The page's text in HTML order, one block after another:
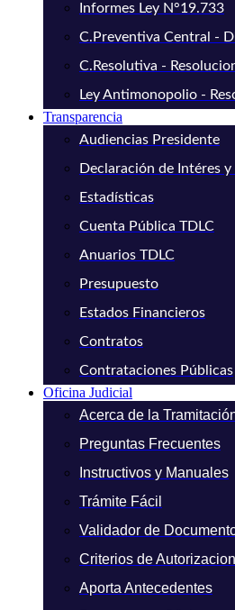
Informes Ley N°19.733
C.Preventiva Central -
C.Resolutiva -
Ley Antimonopolio -
Transparencia
Audiencias Presidente
Declaración de Intéres
Estadísticas
Cuenta Pública TDLC
Anuarios TDLC
Presupuesto
Estados Financieros
Contratos
Contrataciones Públicas
Oficina Judicial
Acerca de la
Preguntas Frecuentes
Instructivos y Manuales
Trámite Fácil
Validador de
Criterios de
Aporta Antecedentes